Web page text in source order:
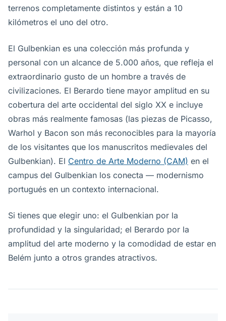
terrenos completamente distintos y están a 10
kilómetros el uno del otro.
El Gulbenkian es una colección más profunda y
personal con un alcance de 5.000 años, que refleja el
extraordinario gusto de un hombre a través de
civilizaciones. El Berardo tiene mayor amplitud en su
cobertura del arte occidental del siglo XX e incluye
obras más realmente famosas (las piezas de Picasso,
Warhol y Bacon son más reconocibles para la mayoría
de los visitantes que los manuscritos medievales del
Gulbenkian). El Centro de Arte Moderno (CAM) en el
campus del Gulbenkian los conecta — modernismo
portugués en un contexto internacional.
Si tienes que elegir uno: el Gulbenkian por la
profundidad y la singularidad; el Berardo por la
amplitud del arte moderno y la comodidad de estar en
Belém junto a otros grandes atractivos.